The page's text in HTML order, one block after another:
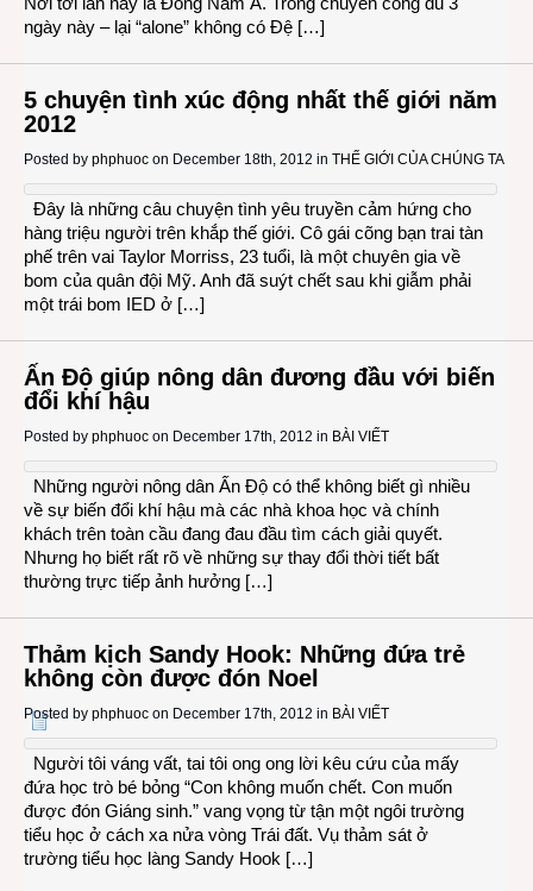
ngày này – lại “alone” không có Đệ […]
5 chuyện tình xúc động nhất thế giới năm
2012
Posted by phphuoc on December 18th, 2012 in THẾ GIỚI CỦA CHÚNG TA
Đây là những câu chuyện tình yêu truyền cảm hứng cho
hàng triệu người trên khắp thế giới. Cô gái cõng bạn trai tàn
phế trên vai Taylor Morriss, 23 tuổi, là một chuyên gia về
bom của quân đội Mỹ. Anh đã suýt chết sau khi giẫm phải
một trái bom IED ở […]
Ấn Độ giúp nông dân đương đầu với biến
đổi khí hậu
Posted by phphuoc on December 17th, 2012 in BÀI VIẾT
Những người nông dân Ấn Độ có thể không biết gì nhiều
về sự biến đổi khí hậu mà các nhà khoa học và chính
khách trên toàn cầu đang đau đầu tìm cách giải quyết.
Nhưng họ biết rất rõ về những sự thay đổi thời tiết bất
thường trực tiếp ảnh hưởng […]
Thảm kịch Sandy Hook: Những đứa trẻ
không còn được đón Noel
Posted by phphuoc on December 17th, 2012 in BÀI VIẾT
Người tôi váng vất, tai tôi ong ong lời kêu cứu của mấy
đứa học trò bé bỏng “Con không muốn chết. Con muốn
được đón Giáng sinh.” vang vọng từ tận một ngôi trường
tiểu học ở cách xa nửa vòng Trái đất. Vụ thảm sát ở
trường tiểu học làng Sandy Hook […]